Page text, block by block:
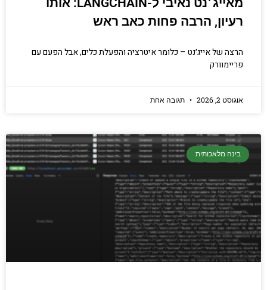
מאייג׳נט נאיבי ל-LANGCHAIN: אותו
רעיון, הרבה פחות כאב ראש
הרצה של אייג׳נט – כלומר איטרציה והפעלת כלים, אבל הפעם עם
פריימוורק
אוגוסט 2, 2026 תגובה אחת
בינה מלאכותית